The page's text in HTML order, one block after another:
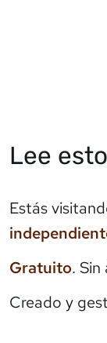
Lee
Estás
Gratuito. Sin
Creado y